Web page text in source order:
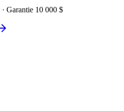
Garantie 10 000 $